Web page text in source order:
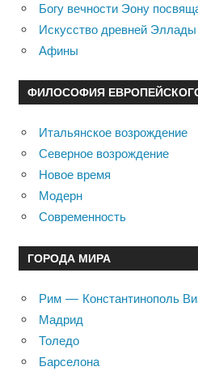
Богу вечности Эону
Искусство древней Эллады
Афины
ФИЛОСОФИЯ
Итальянское возрождение
Северное возрождение
Новое время
Модерн
Современность
ГОРОДА МИРА
Рим — Константинополь
Мадрид
Толедо
Барселона